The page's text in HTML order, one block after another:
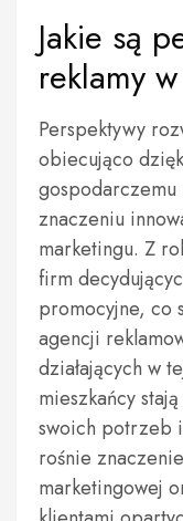
Jakie są
reklamy
Perspektywy
obiecująco
gospodarczemu
znaczeniu
marketingu. Z
firm
promocyjne, co
agencji
działających w
mieszkańcy
swoich potrzeb
rośnie
marketingowej